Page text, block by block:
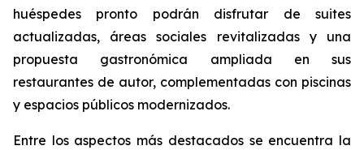
huéspedes pronto podrán disfrutar de suites
actualizadas, áreas sociales revitalizadas y una
propuesta gastronómica ampliada en sus
restaurantes de autor, complementadas con piscinas
y espacios públicos modernizados.
Entre los aspectos más destacados se encuentra la